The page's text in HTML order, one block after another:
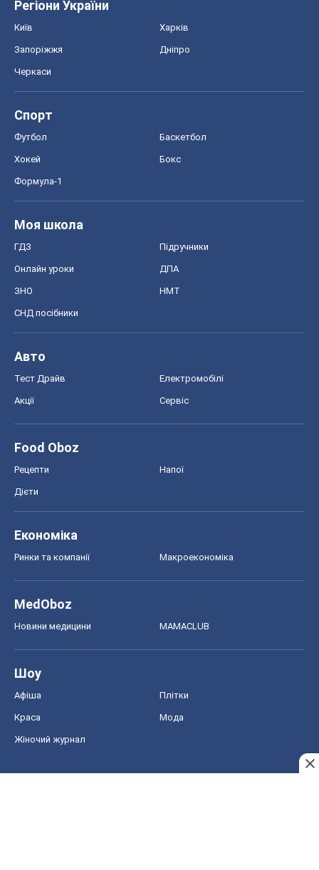
Регіони України
Київ Харків
Запоріжжя Дніпро
Черкаси
Спорт
Футбол Баскетбол
Хокей Бокс
Формула-1
Моя школа
ГДЗ Підручники
Онлайн уроки ДПА
ЗНО НМТ
СНД посібники
Авто
Тест Драйв Електромобілі
Акції Сервіс
Food Oboz
Рецепти Напої
Дієти
Економіка
Ринки та компанії Макроекономіка
MedOboz
Новини медицини MAMACLUB
Шоу
Афіша Плітки
Краса Мода
Жіночий журнал